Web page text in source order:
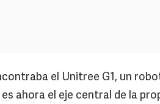
el Unitree G1, un
ahora el eje central de la